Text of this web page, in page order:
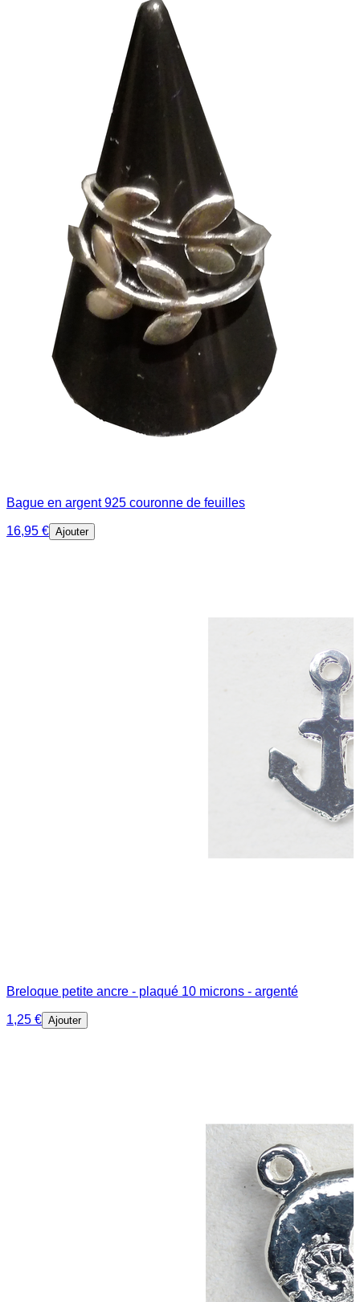
Bague en argent 925 couronne de feuilles
16,95 € Ajouter
Breloque petite ancre - plaqué 10 microns - argenté
1,25 € Ajouter